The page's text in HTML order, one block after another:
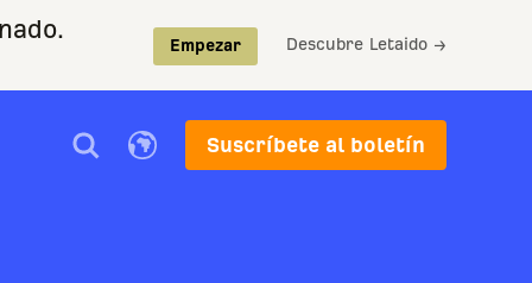
Empezar Descubre Letaido →
Suscríbete al boletín